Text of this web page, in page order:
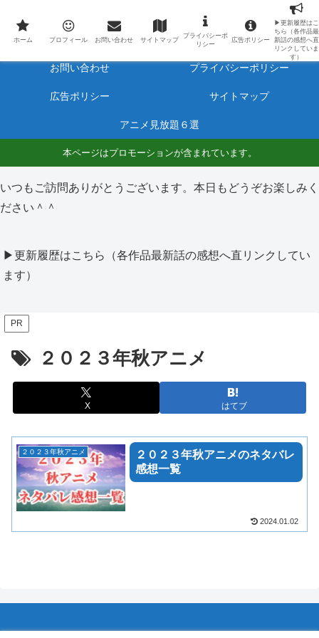
最新アニメのあらすじと感想をネタバレ有りで毎日更新しています。
ホーム プロフィール
お問い合わせ プライバシーポリシー
広告ポリシー サイトマップ
アニメ見放題６選
本ページはプロモーションが含まれています。
いつもご訪問ありがとうございます。本日もどうぞお楽しみく
ださい＾＾
▶更新履歴はこちら（各作品最新話の感想へ直リンクしてい
ます）
PR
２０２３年秋アニメ
X はてブ
２０２３年秋アニメ
２０２３年秋アニメのネタバレ
感想一覧
2024.01.02
ホーム プロフィール お問い合わせ サイトマップ
プライバシーポ
リシー
広告ポリシー
▶更新履歴はこ
ちら（各作品最
新話の感想へ直
リンクしていま
す）